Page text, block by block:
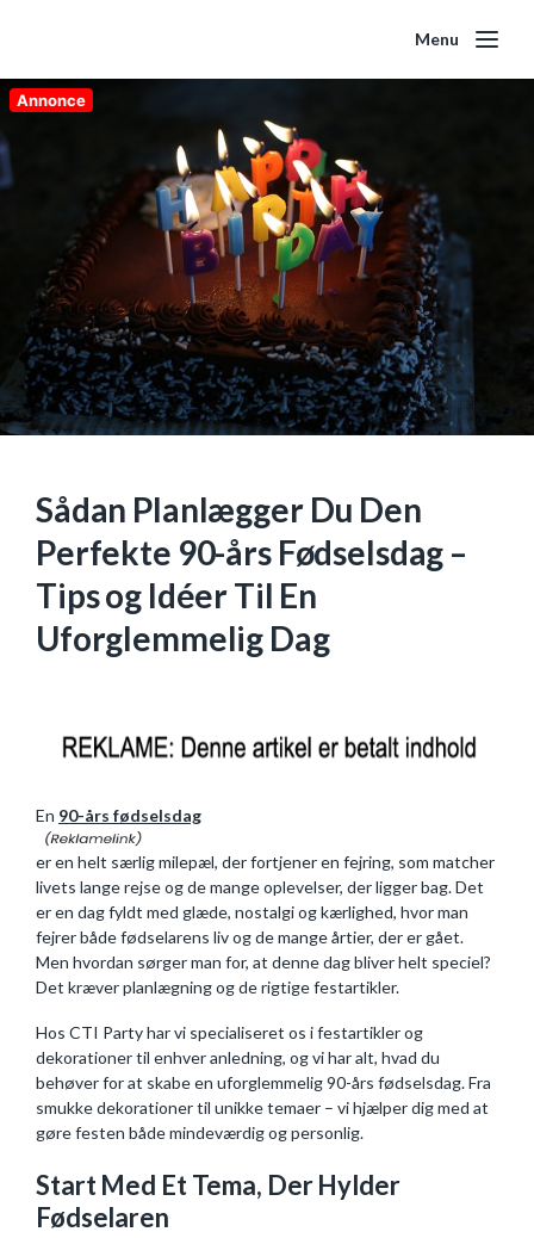
Menu
Annonce
Sådan Planlægger Du Den
Perfekte 90-års Fødselsdag –
Tips og Idéer Til En
Uforglemmelig Dag
En 90-års fødselsdag
er en helt særlig milepæl, der fortjener en fejring, som matcher
livets lange rejse og de mange oplevelser, der ligger bag. Det
er en dag fyldt med glæde, nostalgi og kærlighed, hvor man
fejrer både fødselarens liv og de mange årtier, der er gået.
Men hvordan sørger man for, at denne dag bliver helt speciel?
Det kræver planlægning og de rigtige festartikler.
Hos CTI Party har vi specialiseret os i festartikler og
dekorationer til enhver anledning, og vi har alt, hvad du
behøver for at skabe en uforglemmelig 90-års fødselsdag. Fra
smukke dekorationer til unikke temaer – vi hjælper dig med at
gøre festen både mindeværdig og personlig.
Start Med Et Tema, Der Hylder
Fødselaren